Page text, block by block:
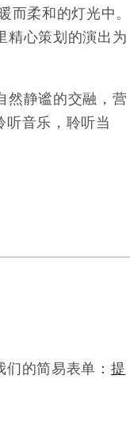
柔和的灯光中。
精心策划的演出为
然静谧的交融，营
音乐，聆听当
的简易表单： 提